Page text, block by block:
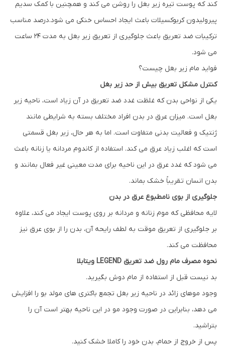
کند که پوست تیره زیر بغل را روشن می کند و همچنین با کمک سدیم
پیرولیدون کربوکسیلات باعث ایجاد احساس خنکی می شود.درصد مناسب
ترکیبات ضد تعریق باعث جلوگیری از تعریق زیر بغل به مدت ۲۴ ساعت
می شود.
فواید مام زیر بغل چیست؟
کنترل مشکل تعریق بیش از حد زیر بغل
یکی از نواحی بدن که غلظت غدد ضد تعریق در آن زیاد است، ناحیه زیر
بغل است. میزان عرق در بدن افراد مختلف بسته به شرایطی مانند
ژنتیک و فعالیت بدنی متفاوت است. اما به هر حال، زیر بغل قسمتی
است که اغلب زیاد عرق می کند. استفاده از کاندوم مردانه یا زنانه باعث
می شود که غدد عرق در این ناحیه برای مدت معینی غیر فعال بمانند و
بدن انسان تقریباً خشک بماند.
جلوگیری از بوی نامطبوع عرق در بدن
لایه محافظی که موم زنانه و مردانه بر روی پوست ایجاد می کند، علاوه
بر جلوگیری از تعریق موقت به لطف رایحه آن، بدن را از بوی عرق نیز
محافظت می کند.
نحوه مصرف مام رول ضد تعریق LEGEND ویتابلا
بد نیست قبل از استفاده از مام دوش بگیرید.
وجود موهای زائد در ناحیه زیر بغل تجمع باکتری های مولد بو را افزایش
می دهد، بنابراین در صورت وجود مو در این ناحیه بهتر است آن را
بتراشید.
پس از خروج از حمام، بدن خود را کاملا خشک کنید.